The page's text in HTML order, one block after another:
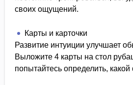
своих ощущений.
Карты и карточки
Развитие интуиции улучшает
Выложите 4 карты на стол
попытайтесь определить, какой